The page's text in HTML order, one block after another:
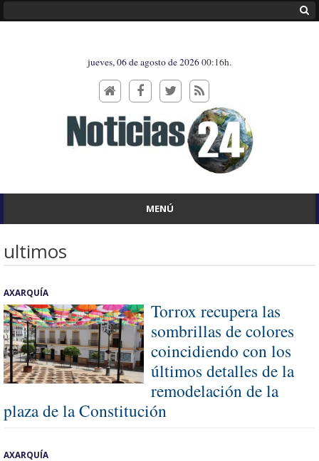
jueves, 06 de agosto de 202600:16h.
MENÚ
ultimos
AXARQUÍA
Torrox recupera las
sombrillas de colores
coincidiendo con los
últimos detalles de la
remodelación de la
plaza de la Constitución
AXARQUÍA